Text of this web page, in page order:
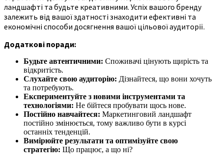
ландшафті та будьте креативними. Успіх вашого бренду
залежить від вашої здатності знаходити ефективні та
економічні способи досягнення вашої цільової аудиторії.
Додаткові поради:
Будьте автентичними: Споживачі цінують щирість та
відкритість.
Слухайте свою аудиторію: Дізнайтеся, що вони хочуть
та потребують.
Експериментуйте з новими інструментами та
технологіями: Не бійтеся пробувати щось нове.
Постійно навчайтеся: Маркетинговий ландшафт
постійно змінюється, тому важливо бути в курсі
останніх тенденцій.
Вимірюйте результати та оптимізуйте свою
стратегію: Що працює, а що ні?